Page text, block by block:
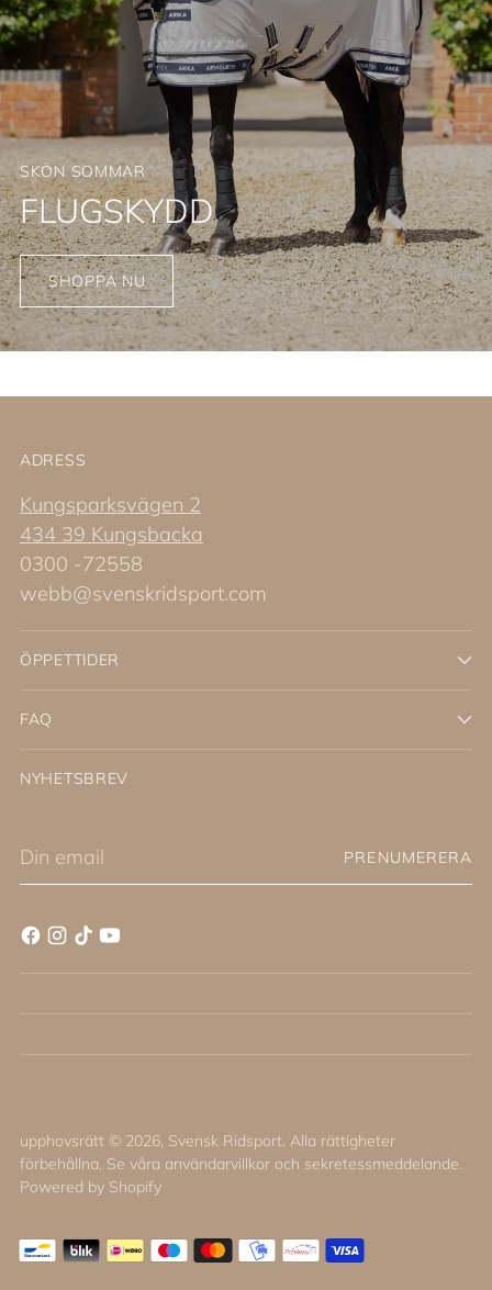
SKÖN SOMMAR
FLUGSKYDD
SHOPPA NU
ADRESS
Kungsparksvägen 2
434 39 Kungsbacka
0300 -72558
webb@svenskridsport.com
ÖPPETTIDER
FAQ
NYHETSBREV
Din
PRENUMERERA
upphovsrätt © 2026, Svensk Ridsport. Alla rättigheter
förbehållna. Se våra användarvillkor och sekretessmeddelande.
Powered by Shopify